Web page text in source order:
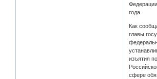
года.
Как
главы
изъятия
сфере